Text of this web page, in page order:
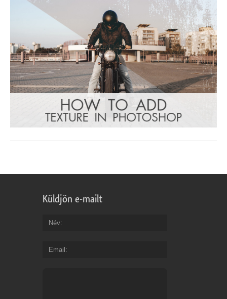
Küldjön e-mailt
Név
Email